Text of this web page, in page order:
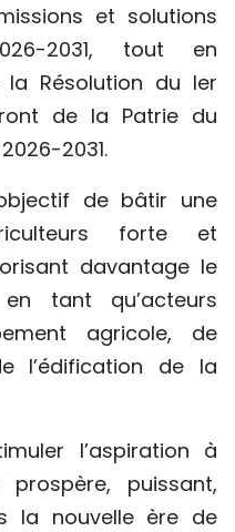
et solutions
2031, tout en
la Résolution du Ier
de la Patrie du
2031.
de bâtir une
forte et
davantage le
tant qu’acteurs
agricole, de
l’édification de la
l’aspiration à
puissant,
la nouvelle ère de